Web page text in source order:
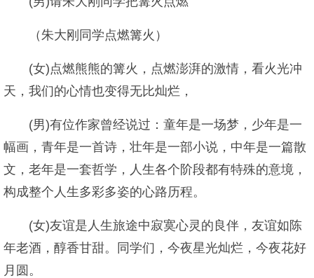
（朱大刚同学点燃篝火）
(女)点燃熊熊的篝火，点燃澎湃的激情，看火光冲
天，我们的心情也变得无比灿烂，
(男)有位作家曾经说过：童年是一场梦，少年是一
幅画，青年是一首诗，壮年是一部小说，中年是一篇散
文，老年是一套哲学，人生各个阶段都有特殊的意境，
构成整个人生多彩多姿的心路历程。
(女)友谊是人生旅途中寂寞心灵的良伴，友谊如陈
年老酒，醇香甘甜。同学们，今夜星光灿烂，今夜花好
月圆。